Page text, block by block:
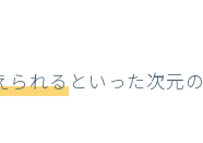
られるといった次元の